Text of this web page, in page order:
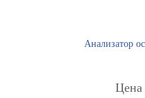
Анализатор
Цена